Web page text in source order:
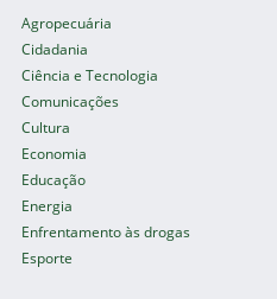
Agropecuária
Cidadania
Ciência e Tecnologia
Comunicações
Cultura
Economia
Educação
Energia
Enfrentamento às drogas
Esporte